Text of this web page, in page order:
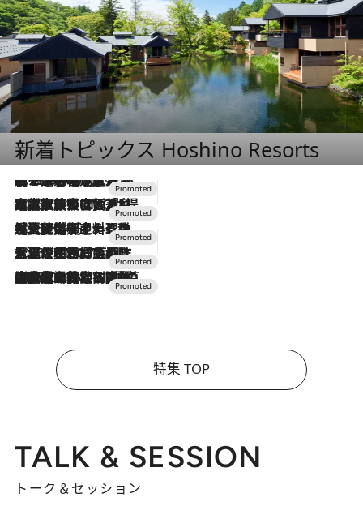
新着トピックス Hoshino Resorts
2026.8.7
【トンボの足水浴】ヒノキの香りに包まれて涼感マックス！約13℃の湧水かけ流しを避暑地「星野温泉 トンボの湯」で体験
2026.7.31
【ホテル帰省】という選択肢をOMOが提案。家族とほどよい距離を保つには「昼は実家、夜は気兼ねなくホテルで！」
2026.7.24
【夏限定ディナーコース】旬を迎える稚鮎や花ズッキーニなどをイタリア・トスカーナの郷土料理の手法で満喫！
2026.7.17
「土佐和ハーブかき氷」がOMO7高知に登場！生姜、山椒、大葉など目にも舌にも涼を呼ぶ郷土の味
2026.7.10
NEW OPEN！【界 草津】名湯の地に誕生。趣の異なる2種の温泉と上州ならではの会席・蕎麦割烹など美食を味わう究極の癒やし旅
特集 TOP
TALK & SESSION
トーク＆セッション